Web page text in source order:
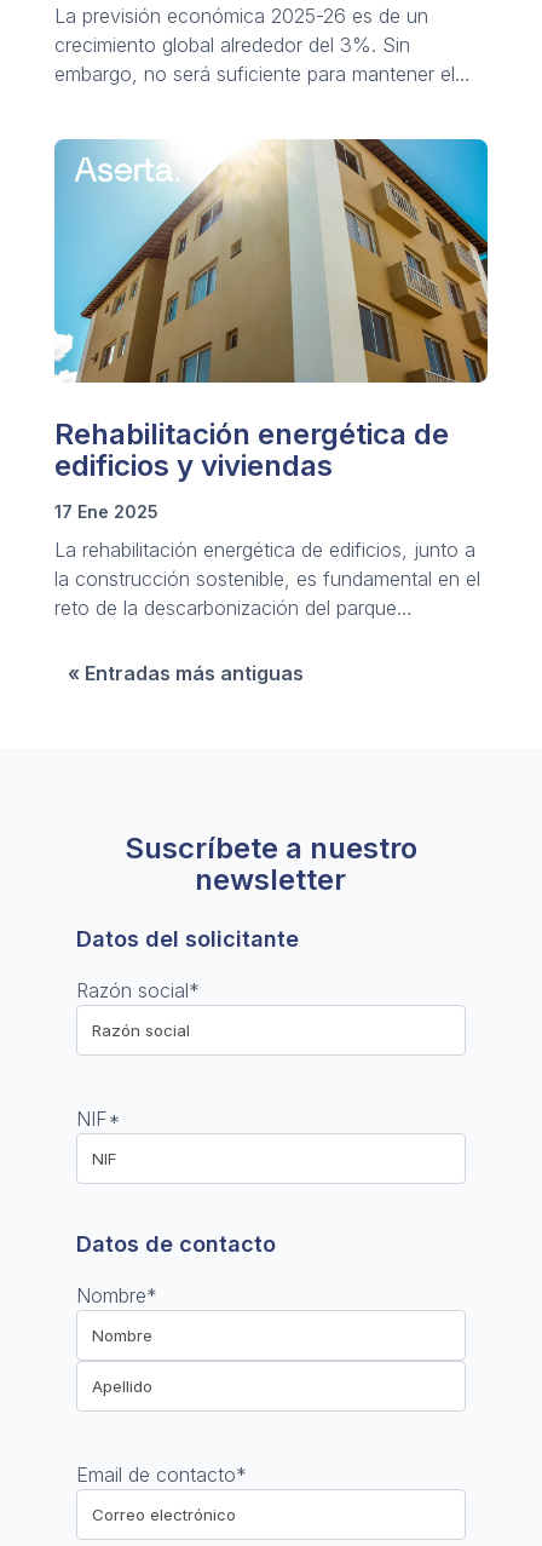
La previsión económica 2025-26 es de un
crecimiento global alrededor del 3%. Sin
embargo, no será suficiente para mantener el
Rehabilitación energética de
edificios y viviendas
17 Ene 2025
La rehabilitación energética de edificios, junto a
la construcción sostenible, es fundamental en el
reto de la descarbonización del parque
« Entradas más antiguas
Suscríbete a nuestro
newsletter
Datos del solicitante
Razón social*
NIF*
Datos de contacto
Nombre*
Email de contacto*